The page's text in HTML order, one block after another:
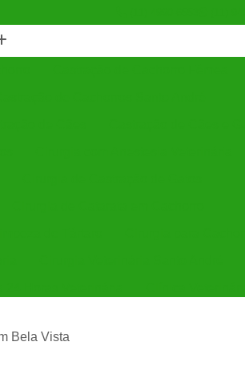
Gatos
Clínica Veterinária Mais Próxima
Bela Vista